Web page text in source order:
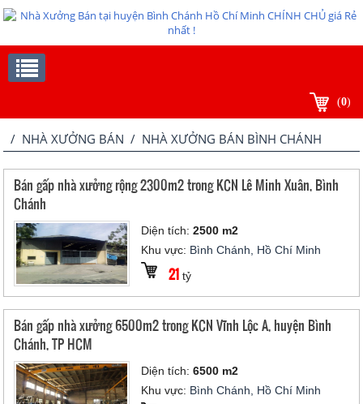
(0)
/ NHÀ XƯỞNG BÁN / NHÀ XƯỞNG BÁN BÌNH CHÁNH
Bán gấp nhà xưởng rộng 2300m2 trong KCN Lê Minh Xuân, Bình
Chánh
Diện tích:2500 m2
Khu vực: Bình Chánh, Hồ Chí Minh
21 tỷ
Bán gấp nhà xưởng 6500m2 trong KCN Vĩnh Lộc A, huyện Bình
Chánh, TP HCM
Diện tích:6500 m2
Khu vực: Bình Chánh, Hồ Chí Minh